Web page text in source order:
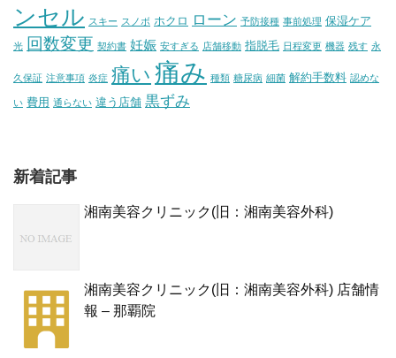
ンセル スキー スノボ ホクロ ローン 予防接種 事前処理 保湿ケア
光 回数変更 契約書 妊娠 安すぎる 店舗移動 指脱毛 日程変更 機器 残す 永
久保証 注意事項 炎症 痛い 痛み 種類 糖尿病 細菌 解約手数料 認めな
い 費用 通らない 違う店舗 黒ずみ
新着記事
湘南美容クリニック(旧：湘南美容外科)
湘南美容クリニック(旧：湘南美容外科) 店舗情
報 – 那覇院